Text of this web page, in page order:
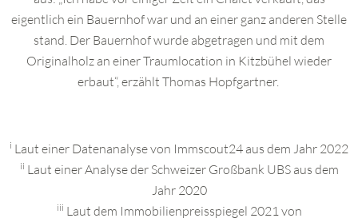
eigentlich ein Bauernhof war und an einer ganz anderen Stelle
stand. Der Bauernhof wurde abgetragen und mit dem
Originalholz an einer Traumlocation in Kitzbühel wieder
erbaut“, erzählt Thomas Hopfgartner.
i Laut einer Datenanalyse von Immscout24 aus dem Jahr 2022
ii Laut einer Analyse der Schweizer Großbank UBS aus dem
Jahr 2020
iii Laut dem Immobilienpreisspiegel 2021 von